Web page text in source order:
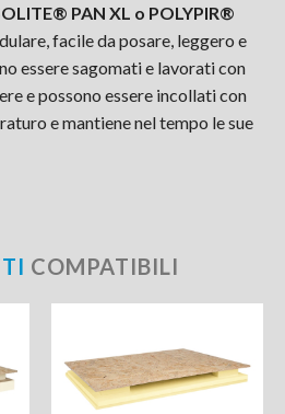
PAN XL o POLYPIR®
facile da posare, leggero e
essere sagomati e lavorati con
e possono essere incollati con
e mantiene nel tempo le sue
COMPATIBILI